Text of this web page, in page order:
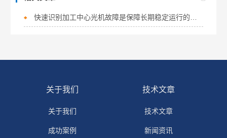
快速识别加工中心光机故障是保障长期稳定运行的关键
关于我们
关于我们
成功案例
技术文章
技术文章
新闻资讯